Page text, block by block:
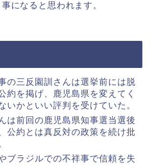
になると思われます。
の三反園訓さんは選挙前には脱
約を掲げ、鹿児島県を変えてく
いかといい評判を受けていた。
は前回の鹿児島県知事選当選後
公約とは真反対の政策を続け批
ブラジルでの不祥事で信頼を失